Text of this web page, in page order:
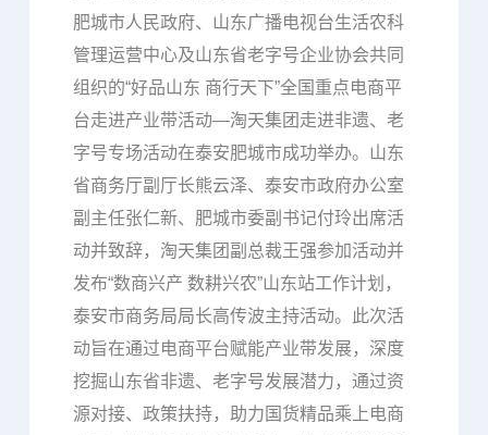
肥城市人民政府、山东广播电视台生活农科
管理运营中心及山东省老字号企业协会共同
组织的“好品山东 商行天下”全国重点电商平
台走进产业带活动—淘天集团走进非遗、老
字号专场活动在泰安肥城市成功举办。山东
省商务厅副厅长熊云泽、泰安市政府办公室
副主任张仁新、肥城市委副书记付玲出席活
动并致辞，淘天集团副总裁王强参加活动并
发布“数商兴产 数耕兴农”山东站工作计划，
泰安市商务局局长高传波主持活动。此次活
动旨在通过电商平台赋能产业带发展，深度
挖掘山东省非遗、老字号发展潜力，通过资
源对接、政策扶持，助力国货精品乘上电商